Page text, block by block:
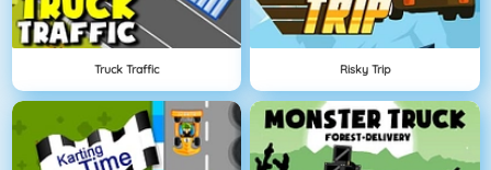
Truck Traffic Risky Trip